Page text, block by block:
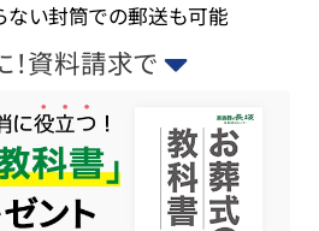
ない封筒での郵送も可能
！資料請求で